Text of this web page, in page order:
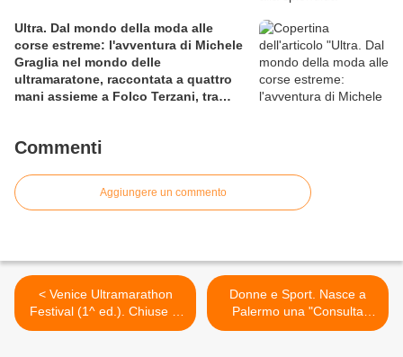
Ultra. Dal mondo della moda alle
corse estreme: l'avventura di Michele
Graglia nel mondo delle
ultramaratone, raccontata a quattro
mani assieme a Folco Terzani, tra
Commenti
Aggiungere un commento
< Venice Ultramarathon
Festival (1^ ed.). Chiuse le
iscrizioni con una lista di
Donne e Sport. Nasce a
Palermo una "Consulta
dello Sport delle donne" >